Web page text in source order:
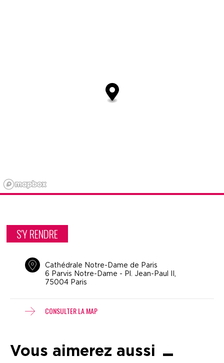
S'Y RENDRE
Cathédrale Notre-Dame de Paris
6 Parvis Notre-Dame - Pl. Jean-Paul II,
75004 Paris
CONSULTER LA MAP
Vous aimerez aussi